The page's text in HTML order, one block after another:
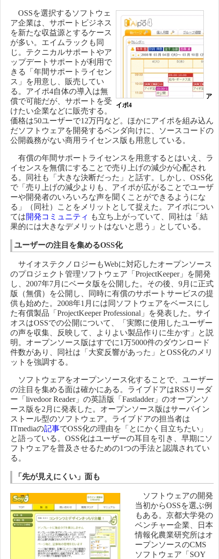
ア
イポ4
OSSを選択するソフトウェ
ア企業は、サポートビジネス
を新たな収益源とするケース
が多い。エイムラックも同
じ。テクニカルサポートやア
ップデートサポートが利用で
きる「年間サポートライセン
ス」を用意し、販売してい
る。アイポ4自体の導入は無
償で可能だが、サポートを受
けたい企業などに販売する。
価格は50ユーザーで12万円など。ほかにアイポを組み込ん
だソフトウェアを開発するベンダ向けに、ソースコードの
公開義務がない商用ライセンス版も用意している。
有償の年間サポートライセンスを用意するとはいえ、ラ
イセンスを無償にすることで売り上げの減少が心配され
る。同社も「大きな決断だった」と話す。しかし、OSS化
で「売り上げの減少よりも、アイポが広がることでユーザ
ーや開発者のいろいろな声を聞くことができるようにな
る」（同社）ことをメリットとして捉えた。アイポについ
ては開発コミュニティ も立ち上がっていて、同社は「結
果的には大きなデメリットはないと思う」としている。
ユーザーの注目を集めるOSS化
サイオステクノロジーもWebに対応したオープンソース
のプロジェクト管理ソフトウェア「ProjectKeeper」を開発
し、2007年7月にベータ版を公開した。その後、9月に正式
版（無償）を公開し、同時に有償のサポートサービスの提
供も始めた。2008年1月には同ソフトウェアをベースにし
た有償製品「ProjectKeeper Professional」を発表した。サイ
オスはOSSでの公開について、「実際に使用したユーザー
の声を収集、反映して、よりよい製品作りに生かす」と説
明。オープンソース版はすでに1万5000件のダウンロード
件数があり、同社は「大変反響があった」とOSS化のメリ
ットを強調する。
ソフトウェアをオープンソース化することで、ユーザー
の注目を集める面は確かにある。ライブドアはRSSリーダ
ー「livedoor Reader」の英語版「Fastladder」のオープンソ
ース版を2月に発表した。オープンソース版はサーバイン
ストール型のソフトウェア。ライブドアの担当者は
ITmediaの記事でOSS化の理由を「とにかく目立ちたい」
と語っている。OSS化はユーザーの耳目を引き、早期にソ
フトウェアを普及させるための1つの手法と認識されてい
る。
「先が見えにくい」面も
ソフトウェアの開発
当初からOSSを選ぶ例
もある。京都大学発の
ベンチャー企業、日本
情報化農業研究所はオ
ープンソースのCMS
ソフトウェア「SOY